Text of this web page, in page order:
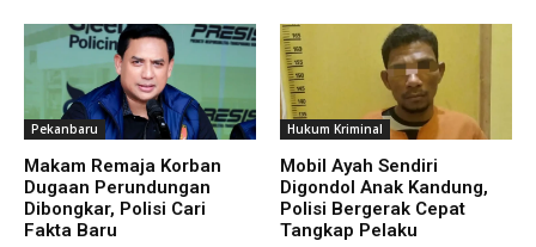
Pekanbaru
Makam Remaja Korban
Dugaan Perundungan
Dibongkar, Polisi Cari
Fakta Baru
Hukum Kriminal
Mobil Ayah Sendiri
Digondol Anak Kandung,
Polisi Bergerak Cepat
Tangkap Pelaku